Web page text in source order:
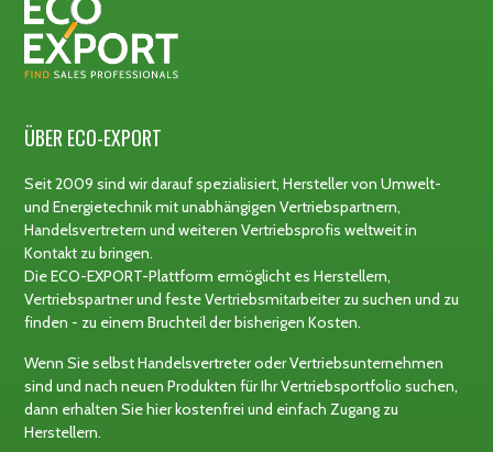
ÜBER ECO-EXPORT
Seit 2009 sind wir darauf spezialisiert, Hersteller von Umwelt-
und Energietechnik mit unabhängigen Vertriebspartnern,
Handelsvertretern und weiteren Vertriebsprofis weltweit in
Kontakt zu bringen.
Die ECO-EXPORT-Plattform ermöglicht es Herstellern,
Vertriebspartner und feste Vertriebsmitarbeiter zu suchen und zu
finden - zu einem Bruchteil der bisherigen Kosten.
Wenn Sie selbst Handelsvertreter oder Vertriebsunternehmen
sind und nach neuen Produkten für Ihr Vertriebsportfolio suchen,
dann erhalten Sie hier kostenfrei und einfach Zugang zu
Herstellern.